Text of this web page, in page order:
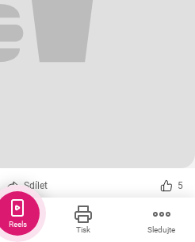
Sdílet 5
Tisk Sledujte
Reels